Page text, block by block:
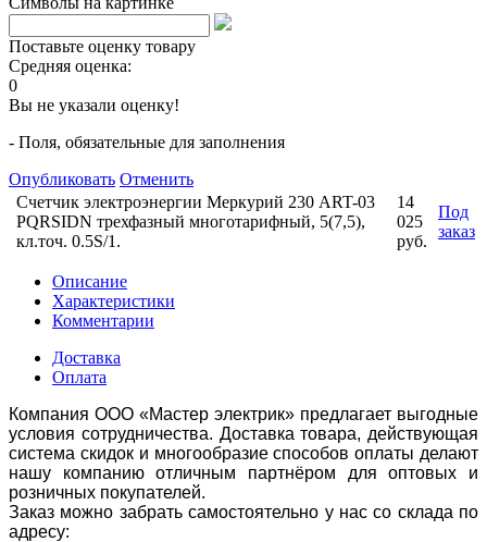
Поставьте оценку товару
Средняя оценка:
0
Вы не указали оценку!
- Поля, обязательные для заполнения
Опубликовать Отменить
Счетчик электроэнергии Меркурий 230 АRT-03
PQRSIDN трехфазный многотарифный, 5(7,5),
кл.точ. 0.5S/1.
14
025
руб.
Под
заказ
Описание
Характеристики
Комментарии
Доставка
Оплата
Компания ООО «Мастер электрик» предлагает выгодные
условия сотрудничества. Доставка товара, действующая
система скидок и многообразие способов оплаты делают
нашу компанию отличным партнёром для оптовых и
розничных покупателей.
Заказ можно забрать самостоятельно у нас со склада по
адресу: